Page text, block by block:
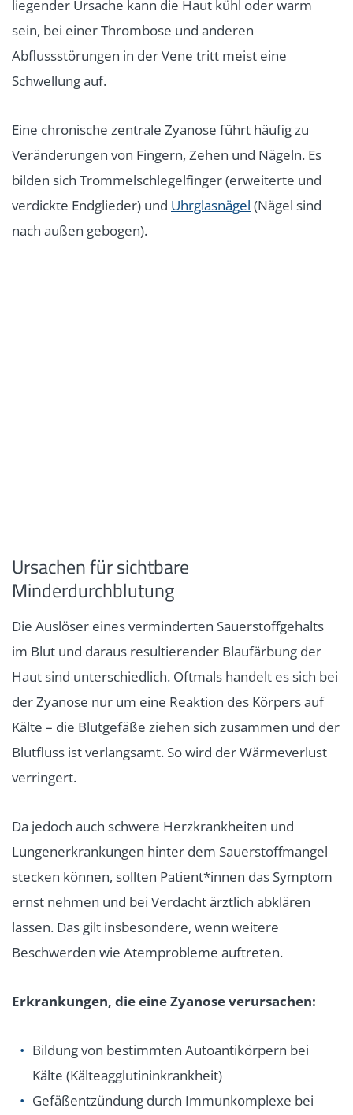
liegender Ursache kann die Haut kühl oder warm
sein, bei einer Thrombose und anderen
Abflussstörungen in der Vene tritt meist eine
Schwellung auf.
Eine chronische zentrale Zyanose führt häufig zu
Veränderungen von Fingern, Zehen und Nägeln. Es
bilden sich Trommelschlegelfinger (erweiterte und
verdickte Endglieder) und Uhrglasnägel (Nägel sind
nach außen gebogen).
Ursachen für sichtbare
Minderdurchblutung
Die Auslöser eines verminderten Sauerstoffgehalts
im Blut und daraus resultierender Blaufärbung der
Haut sind unterschiedlich. Oftmals handelt es sich bei
der Zyanose nur um eine Reaktion des Körpers auf
Kälte – die Blutgefäße ziehen sich zusammen und der
Blutfluss ist verlangsamt. So wird der Wärmeverlust
verringert.
Da jedoch auch schwere Herzkrankheiten und
Lungenerkrankungen hinter dem Sauerstoffmangel
stecken können, sollten Patient*innen das Symptom
ernst nehmen und bei Verdacht ärztlich abklären
lassen. Das gilt insbesondere, wenn weitere
Beschwerden wie Atemprobleme auftreten.
Erkrankungen, die eine Zyanose verursachen:
Bildung von bestimmten Autoantikörpern bei
Kälte (Kälteagglutininkrankheit)
Gefäßentzündung durch Immunkomplexe bei